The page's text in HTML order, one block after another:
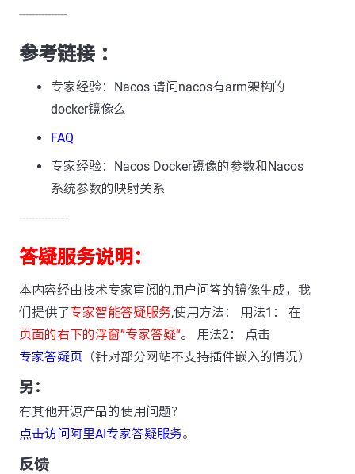
---------------
参考链接 ：
专家经验：Nacos 请问nacos有arm架构的
docker镜像么
FAQ
专家经验：Nacos Docker镜像的参数和Nacos
系统参数的映射关系
---------------
答疑服务说明：
本内容经由技术专家审阅的用户问答的镜像生成，我
们提供了专家智能答疑服务,使用方法： 用法1： 在
页面的右下的浮窗”专家答疑“。 用法2： 点击
专家答疑页 （针对部分网站不支持插件嵌入的情况）
另：
有其他开源产品的使用问题？
点击访问阿里AI专家答疑服务。
反馈